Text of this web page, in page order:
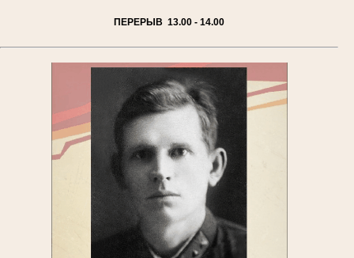
ПЕРЕРЫВ 13.00 - 14.00